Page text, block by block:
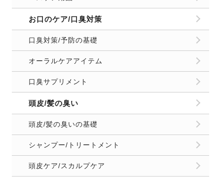
お口のケア/口臭対策
口臭対策/予防の基礎
オーラルケアアイテム
口臭サプリメント
頭皮/髪の臭い
頭皮/髪の臭いの基礎
シャンプー/トリートメント
頭皮ケア/スカルプケア